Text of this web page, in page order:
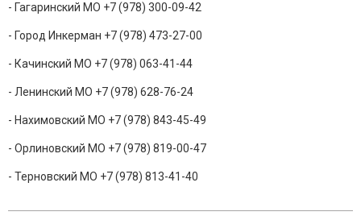
- Гагаринский МО +7 (978) 300-09-42
- Город Инкерман +7 (978) 473-27-00
- Качинский МО +7 (978) 063-41-44
- Ленинский МО +7 (978) 628-76-24
- Нахимовский МО +7 (978) 843-45-49
- Орлиновский МО +7 (978) 819-00-47
- Терновский МО +7 (978) 813-41-40